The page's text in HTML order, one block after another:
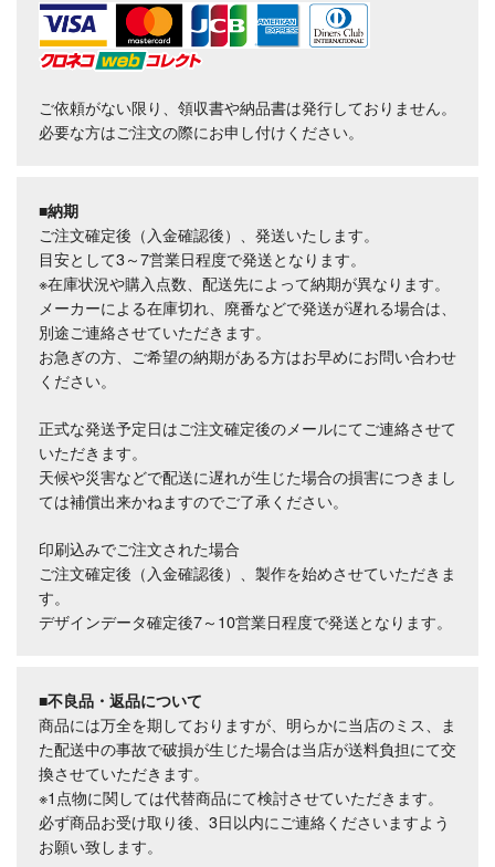
ご依頼がない限り、領収書や納品書は発行しておりません。
必要な方はご注文の際にお申し付けください。
■納期
ご注文確定後（入金確認後）、発送いたします。
目安として3～7営業日程度で発送となります。
※在庫状況や購入点数、配送先によって納期が異なります。
メーカーによる在庫切れ、廃番などで発送が遅れる場合は、
別途ご連絡させていただきます。
お急ぎの方、ご希望の納期がある方はお早めにお問い合わせ
ください。
正式な発送予定日はご注文確定後のメールにてご連絡させて
いただきます。
天候や災害などで配送に遅れが生じた場合の損害につきまし
ては補償出来かねますのでご了承ください。
印刷込みでご注文された場合
ご注文確定後（入金確認後）、製作を始めさせていただきま
す。
デザインデータ確定後7～10営業日程度で発送となります。
■不良品・返品について
商品には万全を期しておりますが、明らかに当店のミス、ま
た配送中の事故で破損が生じた場合は当店が送料負担にて交
換させていただきます。
※1点物に関しては代替商品にて検討させていただきます。
必ず商品お受け取り後、3日以内にご連絡くださいますよう
お願い致します。